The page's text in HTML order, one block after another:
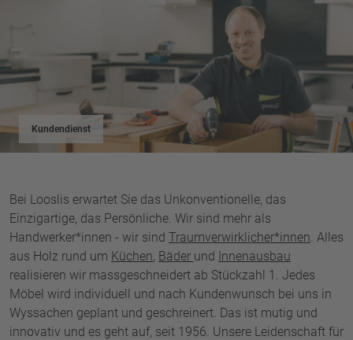
Kundendienst
Bei Looslis erwartet Sie das Unkonventionelle, das
Einzigartige, das Persönliche. Wir sind mehr als
Handwerker*innen - wir sind Traumverwirklicher*innen. Alles
aus Holz rund um Küchen, Bäder und Innenausbau
realisieren wir massgeschneidert ab Stückzahl 1. Jedes
Möbel wird individuell und nach Kundenwunsch bei uns in
Wyssachen geplant und geschreinert. Das ist mutig und
innovativ und es geht auf, seit 1956. Unsere Leidenschaft für